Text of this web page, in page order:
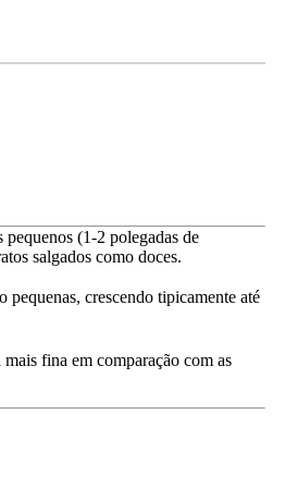
(1-2 polegadas de
salgados como doces.
pequenas, crescendo tipicamente até
fina em comparação com as